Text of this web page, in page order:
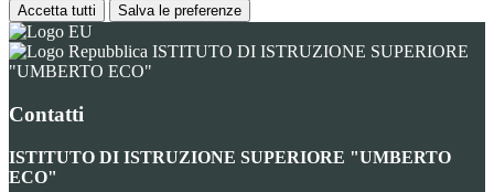
Accetta tutti Salva le preferenze
ISTITUTO DI ISTRUZIONE SUPERIORE
"UMBERTO ECO"
Contatti
ISTITUTO DI ISTRUZIONE SUPERIORE "UMBERTO
ECO"